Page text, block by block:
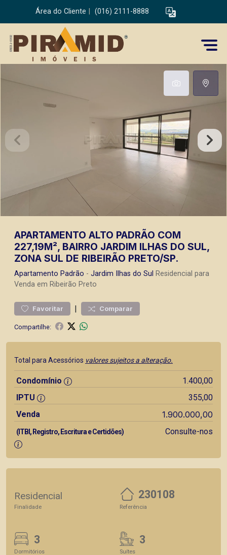
Área do Cliente (016) 2111-8888
APARTAMENTO ALTO PADRÃO COM
227,19M², BAIRRO JARDIM ILHAS DO SUL,
ZONA SUL DE RIBEIRÃO PRETO/SP.
Apartamento Padrão - Jardim Ilhas do Sul Residencial para
Venda em Ribeirão Preto
Favoritar | Comparar
Compartilhe:
Total para Acessórios valores sujeitos a alteração.
Condomínio
1.400,00
IPTU
355,00
Venda
1.900.000,00
(ITBI, Registro, Escritura e Certidões) Consulte-nos
Residencial
Finalidade
230108
Referência
3
Dormitórios
3
Suítes